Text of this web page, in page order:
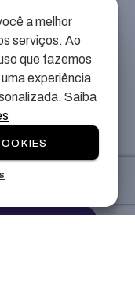
momento.
atendentes.
a melhor
serviços. Ao
que fazemos
experiência
Saiba